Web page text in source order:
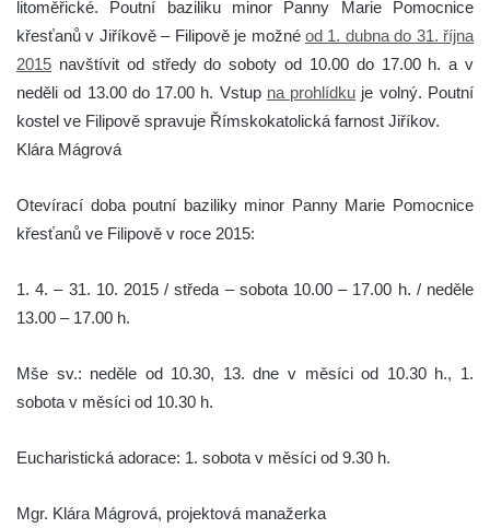
litoměřické. Poutní baziliku minor Panny Marie Pomocnice
křesťanů v Jiříkově – Filipově je možné od 1. dubna do 31. října
2015 navštívit od středy do soboty od 10.00 do 17.00 h. a v
neděli od 13.00 do 17.00 h. Vstup na prohlídku je volný. Poutní
kostel ve Filipově spravuje Římskokatolická farnost Jiříkov.
Klára Mágrová
Otevírací doba poutní baziliky minor Panny Marie Pomocnice
křesťanů ve Filipově v roce 2015:
1. 4. – 31. 10. 2015 / středa – sobota 10.00 – 17.00 h. / neděle
13.00 – 17.00 h.
Mše sv.: neděle od 10.30, 13. dne v měsíci od 10.30 h., 1.
sobota v měsíci od 10.30 h.
Eucharistická adorace: 1. sobota v měsíci od 9.30 h.
Mgr. Klára Mágrová, projektová manažerka